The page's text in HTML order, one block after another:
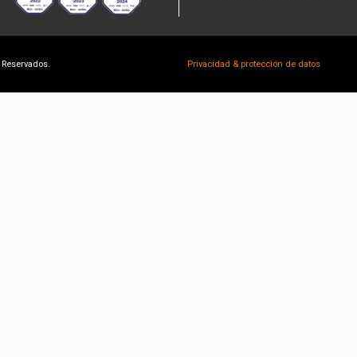
Privacidad & protección de datos